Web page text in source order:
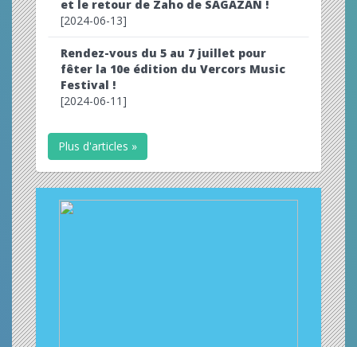
et le retour de Zaho de SAGAZAN !
[2024-06-13]
Rendez-vous du 5 au 7 juillet pour
fêter la 10e édition du Vercors Music
Festival !
[2024-06-11]
Plus d'articles »